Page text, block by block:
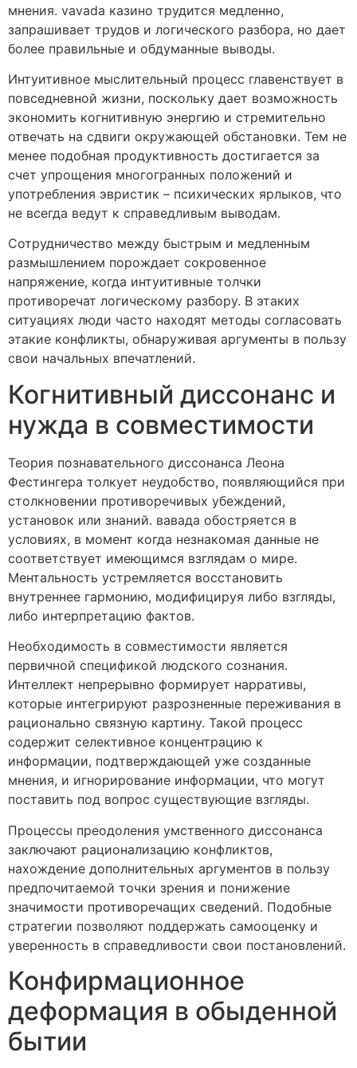
мнения. vavada казино трудится медленно,
запрашивает трудов и логического разбора, но дает
более правильные и обдуманные выводы.
Интуитивное мыслительный процесс главенствует в
повседневной жизни, поскольку дает возможность
экономить когнитивную энергию и стремительно
отвечать на сдвиги окружающей обстановки. Тем не
менее подобная продуктивность достигается за
счет упрощения многогранных положений и
употребления эвристик – психических ярлыков, что
не всегда ведут к справедливым выводам.
Сотрудничество между быстрым и медленным
размышлением порождает сокровенное
напряжение, когда интуитивные толчки
противоречат логическому разбору. В этаких
ситуациях люди часто находят методы согласовать
этакие конфликты, обнаруживая аргументы в пользу
свои начальных впечатлений.
Когнитивный диссонанс и
нужда в совместимости
Теория познавательного диссонанса Леона
Фестингера толкует неудобство, появляющийся при
столкновении противоречивых убеждений,
установок или знаний. вавада обостряется в
условиях, в момент когда незнакомая данные не
соответствует имеющимся взглядам о мире.
Ментальность устремляется восстановить
внутреннее гармонию, модифицируя либо взгляды,
либо интерпретацию фактов.
Необходимость в совместимости является
первичной спецификой людского сознания.
Интеллект непрерывно формирует нарративы,
которые интегрируют разрозненные переживания в
рационально связную картину. Такой процесс
содержит селективное концентрацию к
информации, подтверждающей уже созданные
мнения, и игнорирование информации, что могут
поставить под вопрос существующие взгляды.
Процессы преодоления умственного диссонанса
заключают рационализацию конфликтов,
нахождение дополнительных аргументов в пользу
предпочитаемой точки зрения и понижение
значимости противоречащих сведений. Подобные
стратегии позволяют поддержать самооценку и
уверенность в справедливости свои постановлений.
Конфирмационное
деформация в обыденной
бытии